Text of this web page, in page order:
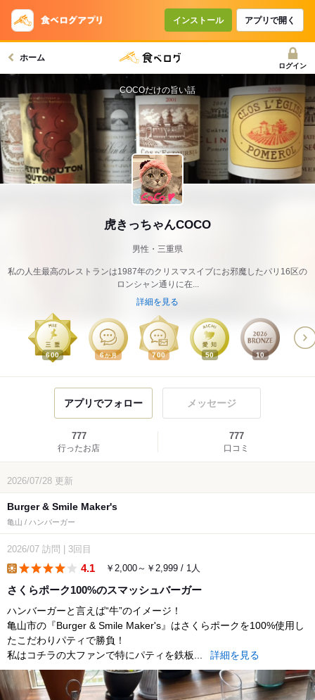
インストール アプリで開く
ホーム
ログイン
虎きっちゃんCOCO
男性・三重県
私の人生最高のレストランは1987年のクリスマスイブにお邪魔したパリ16区の
ロンシャン通りに在...
詳細を見る
600 6か月 700 50 10
COCOだけの旨い話
アプリでフォロー メッセージ
777
行ったお店
777
口コミ
2026/07/28 更新
Burger & Smile Maker's
亀山 / ハンバーガー
2026/07 訪問 3回目
4.1 ￥2,000～￥2,999 / 1人
さくらポーク100%のスマッシュバーガー
ハンバーガーと言えば“牛”のイメージ！
亀山市の『Burger & Smile Maker's』はさくらポークを100%使用し
たこだわりパティで勝負！
私はコチラの大ファンで特にパティを鉄板...
詳細を見る